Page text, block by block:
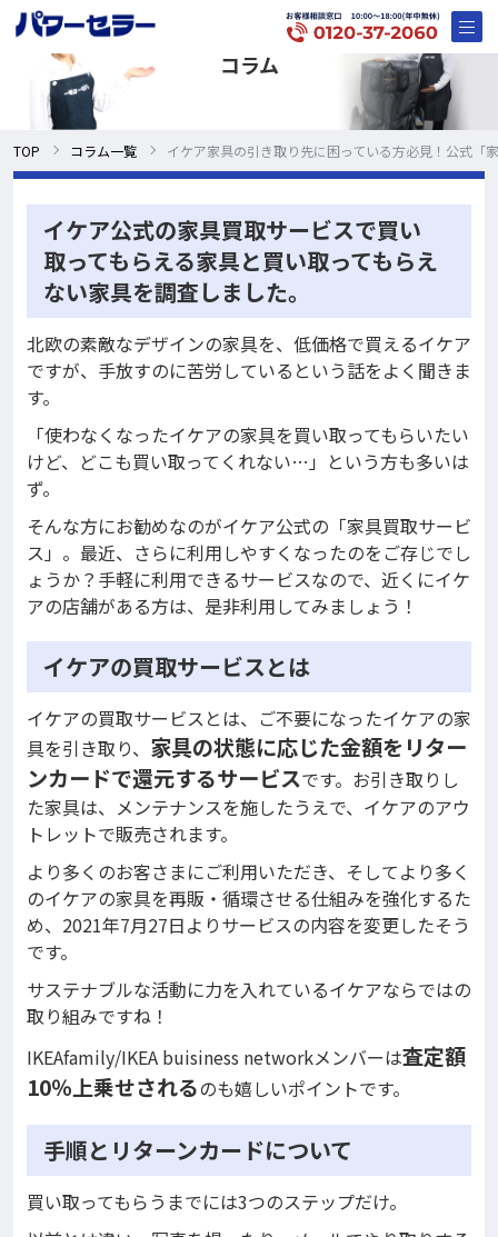
コラム
TOP コラム一覧 イケア家具の引き取り先に困っている方必見！公式「
イケア公式の家具買取サービスで買い
取ってもらえる家具と買い取ってもらえ
ない家具を調査しました。
北欧の素敵なデザインの家具を、低価格で買えるイケア
ですが、手放すのに苦労しているという話をよく聞きま
す。
「使わなくなったイケアの家具を買い取ってもらいたい
けど、どこも買い取ってくれない…」という方も多いは
ず。
そんな方にお勧めなのがイケア公式の「家具買取サービ
ス」。最近、さらに利用しやすくなったのをご存じでし
ょうか？手軽に利用できるサービスなので、近くにイケ
アの店舗がある方は、是非利用してみましょう！
イケアの買取サービスとは
イケアの買取サービスとは、ご不要になったイケアの家
具を引き取り、 家具の状態に応じた金額をリター
ンカードで還元するサービスです。お引き取りし
た家具は、メンテナンスを施したうえで、イケアのアウ
トレットで販売されます。
より多くのお客さまにご利用いただき、そしてより多く
のイケアの家具を再販・循環させる仕組みを強化するた
め、2021年7月27日よりサービスの内容を変更したそう
です。
サステナブルな活動に力を入れているイケアならではの
取り組みですね！
IKEAfamily/IKEA buisiness networkメンバーは査定額
10％上乗せされるのも嬉しいポイントです。
手順とリターンカードについて
買い取ってもらうまでには3つのステップだけ。